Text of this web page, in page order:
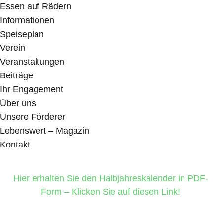
Essen auf Rädern
Informationen
Speiseplan
Verein
Veranstaltungen
Beiträge
Ihr Engagement
Über uns
Unsere Förderer
Lebenswert – Magazin
Kontakt
Hier erhalten Sie den Halbjahreskalender in PDF-
Form – Klicken Sie auf diesen Link!